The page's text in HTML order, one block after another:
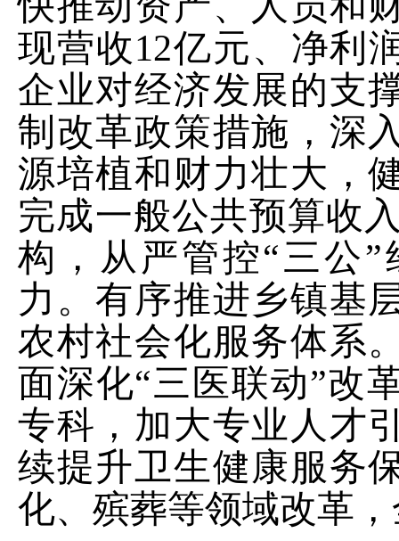
现营收12亿元、净利
企业对经济发展的支
制改革政策措施，深
源培植和财力壮大，
完成一般公共预算收
构，从严管控“三公
力。有序推进乡镇基
农村社会化服务体系
面深化“三医联动”改
专科，加大专业人才
续提升卫生健康服务
化、殡葬等领域改革